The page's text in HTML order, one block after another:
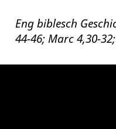
Eng biblesch
44-46; Marc 4,30-